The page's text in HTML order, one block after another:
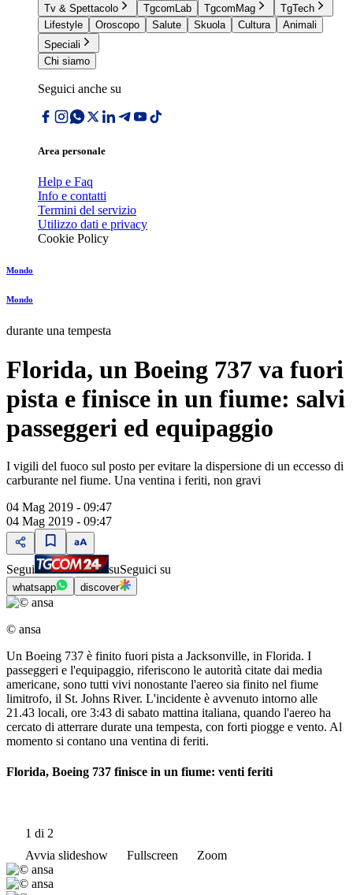
Tv & Spettacolo
TgcomLab TgcomMag
TgTech
Lifestyle
Oroscopo Salute Skuola Cultura
Animali
Speciali
Chi siamo
Seguici anche su
Area personale
Help e Faq
Info e contatti
Termini del servizio
Utilizzo dati e privacy
Cookie Policy
Mondo
Mondo
durante una tempesta
Florida, un Boeing 737 va fuori
pista e finisce in un fiume: salvi
passeggeri ed equipaggio
I vigili del fuoco sul posto per evitare la dispersione di un eccesso di
carburante nel fiume. Una ventina i feriti, non gravi
04 Mag 2019 - 09:47
04 Mag 2019 - 09:47
Segui suSeguici su
whatsapp discover
© ansa
Un Boeing 737 è finito fuori pista a Jacksonville, in Florida. I
passeggeri e l'equipaggio, riferiscono le autorità citate dai media
americane, sono tutti vivi nonostante l'aereo sia finito nel fiume
limitrofo, il St. Johns River. L'incidente è avvenuto intorno alle
21.43 locali, ore 3:43 di sabato mattina italiana, quando l'aereo ha
cercato di atterrare durate una tempesta, con forti piogge e vento. Al
momento si contano una ventina di feriti.
Florida, Boeing 737 finisce in un fiume: venti feriti
1 di 2
Avvia slideshow
Fullscreen Zoom